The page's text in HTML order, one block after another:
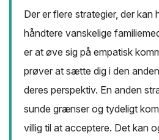
Der er flere strategier, der kan
håndtere vanskelige
er at øve sig på empatisk
prøver at sætte dig i den
deres perspektiv. En anden
sunde grænser og tydeligt
villig til at acceptere. Det kan